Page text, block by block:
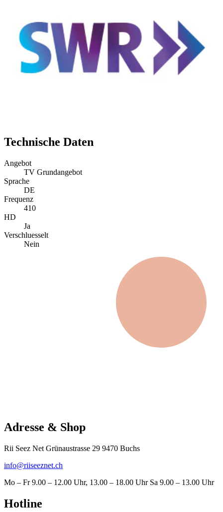
Technische Daten
Angebot
TV Grundangebot
Sprache
DE
Frequenz
410
HD
Ja
Verschluesselt
Nein
Adresse & Shop
Rii Seez Net Grünaustrasse 29 9470 Buchs
info@riiseeznet.ch
Mo – Fr 9.00 – 12.00 Uhr, 13.00 – 18.00 Uhr Sa 9.00 – 13.00 Uhr
Hotline